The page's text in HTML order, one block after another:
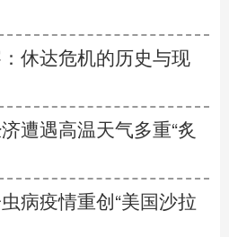
休达危机的历史与现
遭遇高温天气多重“炙
病疫情重创“美国沙拉